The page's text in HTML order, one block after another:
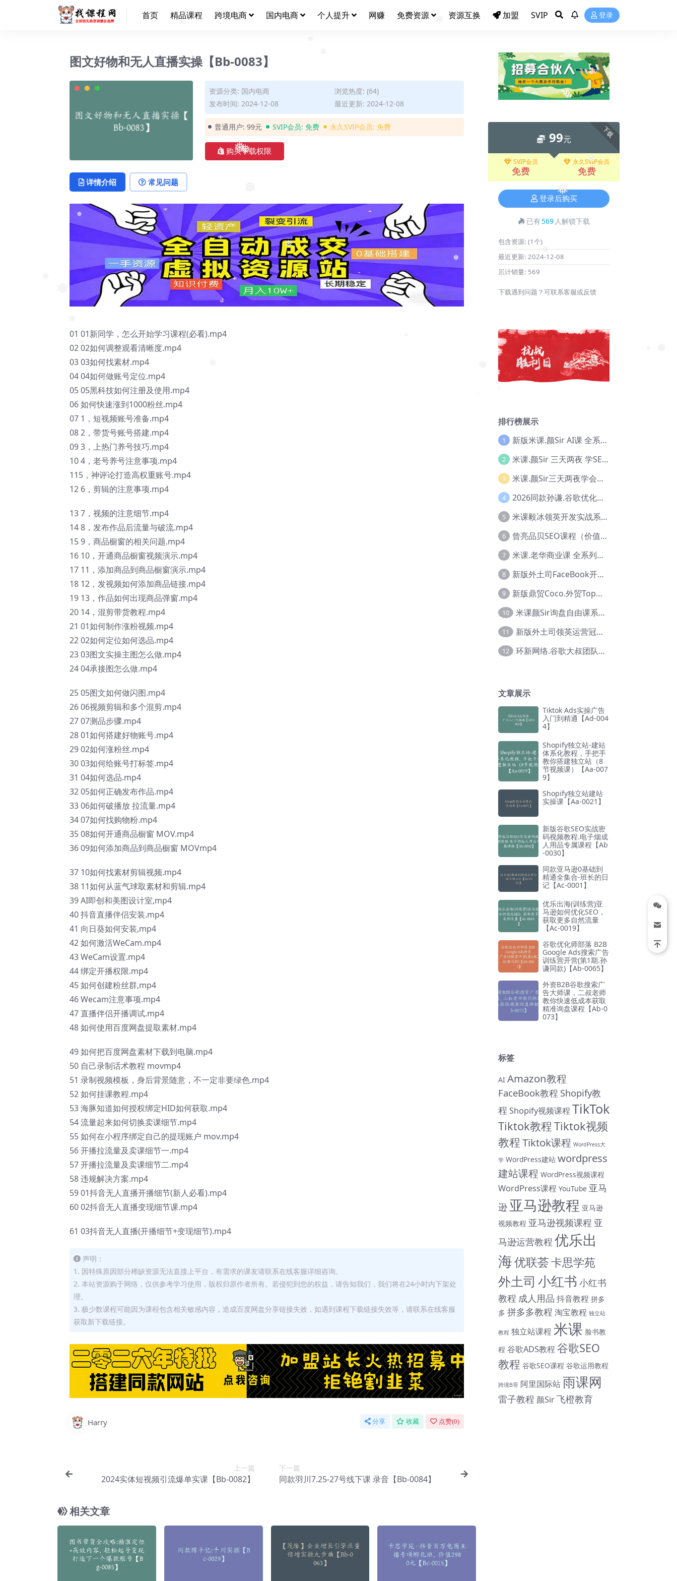
❅
❅ ❅
❅
❅
❅
❅
❅
❅
❅
❅
首页 精品课程 跨境电商 国内电商 个人提升 网赚 免费资源 资源互换 加盟 SVIP 登录
图文好物和无人直播实操【Bb-0083】
资源分类: 国内电商
浏览热度: (64)
发布时间: 2024-12-08
最近更新: 2024-12-08
普通用户: 99元 SVIP会员: 免费 永久SVIP会员: 免费
购买下载权限
详情介绍 常见问题
01 01新同学，怎么开始学习课程(必看).mp4
02 02如何调整观看清晰度.mp4
03 03如何找素材.mp4
04 04如何做账号定位.mp4
05 05黑科技如何注册及使用.mp4
06 如何快速涨到1000粉丝.mp4
07 1，短视频账号准备.mp4
08 2，带货号账号搭建.mp4
09 3，上热门养号技巧.mp4
10 4，老号养号注意事项.mp4
115，神评论打造高权重账号.mp4
12 6，剪辑的注意事项.mp4
13 7，视频的注意细节.mp4
14 8，发布作品后流量与破流.mp4
15 9，商品橱窗的相关问题.mp4
16 10，开通商品橱窗视频演示.mp4
17 11，添加商品到商品橱窗演示.mp4
18 12，发视频如何添加商品链接.mp4
19 13，作品如何出现商品弹窗.mp4
20 14，混剪带货教程.mp4
21 01如何制作涨粉视频.mp4
22 02如何定位如何选品.mp4
23 03图文实操主图怎么做.mp4
24 04承接图怎么做.mp4
25 05图文如何做闪图.mp4
26 06视频剪辑和多个混剪.mp4
27 07测品步骤.mp4
28 01如何搭建好物账号.mp4
29 02如何涨粉丝.mp4
30 03如何给账号打标签.mp4
31 04如何选品.mp4
32 05如何正确发布作品.mp4
33 06如何破播放 拉流量.mp4
34 07如何找购物粉.mp4
35 08如何开通商品橱窗 MOV.mp4
36 09如何添加商品到商品橱窗 MOVmp4
37 10如何找素材剪辑视频.mp4
38 11如何从蓝气球取素材和剪辑.mp4
39 AI即创和美图设计室,mp4
40 抖音直播伴侣安装.mp4
41 向日葵如何安装,mp4
42 如何激活WeCam.mp4
43 WeCam设置.mp4
44 绑定开播权限.mp4
45 如何创建粉丝群,mp4
46 Wecam注意事项.mp4
47 直播伴侣开播调试.mp4
48 如何使用百度网盘提取素材.mp4
49 如何把百度网盘素材下载到电脑.mp4
50 自己录制话术教程 movmp4
51 录制视频模板，身后背景随意，不一定非要绿色.mp4
52 如何挂课教程.mp4
53 海豚知道如何授权绑定HID如何获取.mp4
54 流量起来如何切换卖课细节.mp4
55 如何在小程序绑定自己的提现账户 mov.mp4
56 开播拉流量及卖课细节一.mp4
57 开播拉流量及卖课细节二.mp4
58 违规解决方案.mp4
59 01抖音无人直播开播细节(新人必看).mp4
60 02抖音无人直播变现细节课.mp4
61 03抖音无人直播(开播细节+变现细节).mp4
声明：
1. 因特殊原因部分稀缺资源无法直接上平台，有需求的课友请联系在线客服详细咨询。
2. 本站资源购于网络，仅供参考学习使用，版权归原作者所有。若侵犯到您的权益，请告知我们，我们将在24小时内下架处
理。
3. 极少数课程可能因为课程包含相关敏感内容，造成百度网盘分享链接失效，如遇到课程下载链接失效等，请联系在线客服
获取新下载链接。
Harry 分享 收藏 点赞(0)
上一篇
2024实体短视频引流爆单实课【Bb-0082】
下一篇
同款羽川7.25-27号线下课 录音【Bb-0084】
相关文章
下载
99元
SVIP会员
免费
永久SVIP会员
免费
登录后购买
已有569 人解锁下载
包含资源: (1个)
最近更新: 2024-12-08
累计销量: 569
下载遇到问题？可联系客服或反馈
排行榜展示
1 新版米课.颜Sir AI课 全系列实战教程，价值9800，跨境首选！【Ag-0052】
2 米课.颜Sir 三天两夜 学SEO系列教程，价值9600元，跨境人都在学 【Ag-0056】
3 米课.颜Sir三天两夜学会建站，价值6900，MI课甄选课程 【Ag-0055】
4 2026同款孙谦.谷歌优化师部落内部VIP实战教程|价值4999元全网独家解码（官方报名版本）【@034】
5 米课毅冰领英开发实战系列教程，价值3980，跨境必选【Ag-0049】
6 曾亮品贝SEO课程（价值：9800）品贝全系列教程 【Ab-0022】
7 米课.老华商业课 全系列实战教程，跨境电商必学，价值16900元【Ag-0053】
8 新版外土司FaceBook开发冠军全系列教程【Ab-0021】
9 新版鼎贸Coco.外贸Top业务课 (圈内首次独家解码|460节课)【Ag-0091】
10 米课颜Sir询盘自由课系列视频教程【Ag-0020】
11 新版外土司领英运营冠军【Ag-0047】
12 环新网络.谷歌大叔团队谷歌SEO实战教程【Ab-0024】
文章展示
Tiktok Ads实操广告
入门到精通【Ad-004
4】
Shopify独立站-建站
体系化教程，手把手
教你搭建独立站（8
节视频课）【Aa-007
9】
Shopify独立站建站
实操课【Aa-0021】
新版谷歌SEO实战密
码视频教程.电子烟成
人用品专属课程【Ab
-0030】
同款亚马逊0基础到
精通全集合-班长的日
记【Ac-0001】
优乐出海(训练营)亚
马逊如何优化SEO，
获取更多自然流量
【Ac-0019】
谷歌优化师部落 B2B
Google Ads搜索广告
训练营开营(第1期.孙
谦同款)【Ab-0065】
外资B2B谷歌搜索广
告大师课，二叔老师
教你快速低成本获取
精准询盘课程【Ab-0
073】
标签
AI Amazon教程
FaceBook教程 Shopify教
程 Shopify视频课程 TikTok
Tiktok教程Tiktok视频
教程Tiktok课程 WordPress大
学 WordPress建站 wordpress
建站课程 WordPress视频课程
WordPress课程 YouTube 亚马
逊 亚马逊教程 亚马逊
视频教程 亚马逊视频课程 亚
马逊运营教程 优乐出
海优联荟卡思学苑
外土司 小红书 小红书
教程 成人用品 抖音教程 拼多
多 拼多多教程 淘宝教程 独立站
教程 独立站课程 米课 脸书教
程 谷歌ADS教程 谷歌SEO
教程 谷歌SEO课程 谷歌运用教程
跨境B哥 阿里国际站雨课网
雷子教程 颜Sir飞橙教育